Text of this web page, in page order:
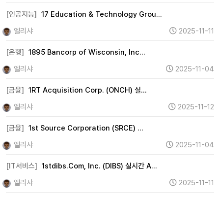
[인공지능] 17 Education & Technology Grou…
엘리샤
2025-11-11
[은행] 1895 Bancorp of Wisconsin, Inc…
엘리샤
2025-11-04
[금융] 1RT Acquisition Corp. (ONCH) 실…
엘리샤
2025-11-12
[금융] 1st Source Corporation (SRCE) …
엘리샤
2025-11-04
[IT서비스] 1stdibs.Com, Inc. (DIBS) 실시간 A…
엘리샤
2025-11-11